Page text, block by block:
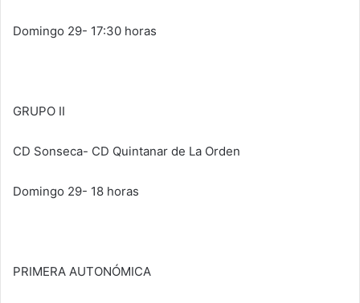
Domingo 29- 17:30 horas
GRUPO II
CD Sonseca- CD Quintanar de La Orden
Domingo 29- 18 horas
PRIMERA AUTONÓMICA